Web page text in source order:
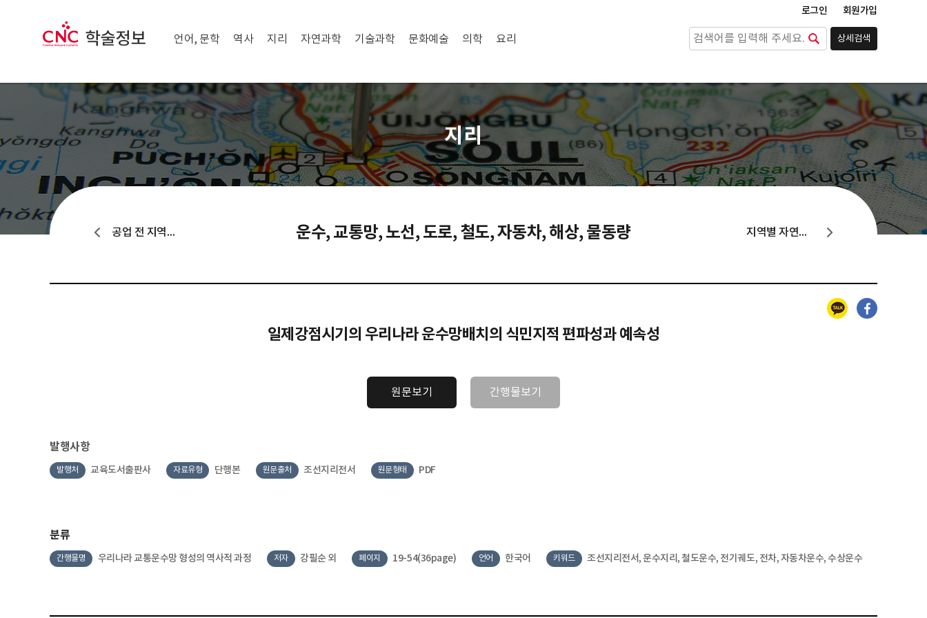
메뉴 열기
로그인 회원가입
언어, 문학 역사 지리 자연과학 기술과학 문화예술 의학 요리 검색 상세검색
지리
운수, 교통망, 노선, 도로, 철도, 자동차, 해상, 물동량
공업 전 지역별 배치, 특성 지역별 자연지리, 면적, 지형, 기후, 생물, 수문, 해양
카카오톡 페이스북
일제강점시기의 우리나라 운수망배치의 식민지적 편파성과 예속성
원문보기 간행물보기
발행사항
발행처 교육도서출판사 자료유형 단행본 원문출처 조선지리전서 원문형태 PDF
분류
간행물명 우리나라 교통운수망 형성의 역사적 과정 저자 강필순 외 페이지 19-54(36page) 언어 한국어 키워드 조선지리전서, 운수지리, 철도운수, 전기궤도, 전차, 자동차운수, 수상운수